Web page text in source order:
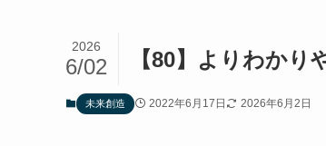
【80】よりわか
2026
6/02
未来創造 2022年6月17日 2026年6月2日